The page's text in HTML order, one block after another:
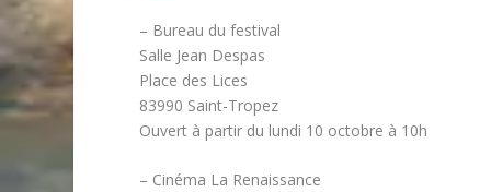
– Bureau du festival
Salle Jean Despas
Place des Lices
83990 Saint-Tropez
Ouvert à partir du lundi 10 octobre à 10h
– Cinéma La Renaissance